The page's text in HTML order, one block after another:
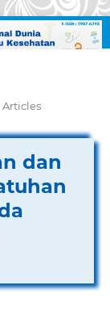
Articles
dan